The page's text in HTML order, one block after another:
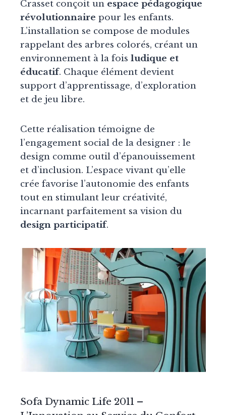
Crasset conçoit un espace pédagogique
révolutionnaire pour les enfants.
L’installation se compose de modules
rappelant des arbres colorés, créant un
environnement à la fois ludique et
éducatif. Chaque élément devient
support d’apprentissage, d’exploration
et de jeu libre.
Cette réalisation témoigne de
l’engagement social de la designer : le
design comme outil d’épanouissement
et d’inclusion. L’espace vivant qu’elle
crée favorise l’autonomie des enfants
tout en stimulant leur créativité,
incarnant parfaitement sa vision du
design participatif.
Sofa Dynamic Life 2011 –